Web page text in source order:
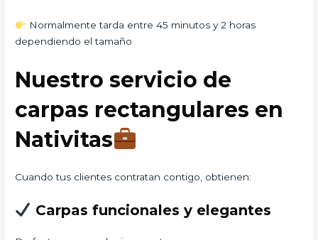
Normalmente tarda entre 45 minutos y 2 horas
dependiendo el tamaño
Nuestro servicio de
carpas rectangulares en
Nativitas
Cuando tus clientes contratan contigo, obtienen:
Carpas funcionales y elegantes